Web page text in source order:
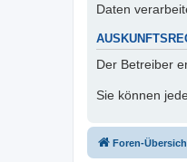
Daten
Der Betreiber
Sie können
Foren-